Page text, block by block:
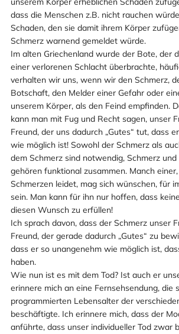
dass die Menschen z.B. nicht rauchen
Schaden, den sie damit ihrem Körper
Schmerz warnend gemeldet würde.
Im alten Griechenland wurde der Bote, der
einer verlorenen Schlacht überbrachte,
verhalten wir uns, wenn wir den Schmerz,
Botschaft, den Melder einer Gefahr oder
unserem Körper, als den Feind empfinden.
kann man mit Fug und Recht sagen, unser
Freund, der uns dadurch „Gutes“ tut, dass
wie möglich ist! Sowohl der Schmerz als
dem Schmerz sind notwendig, Schmerz
gehören funktional zusammen. Manch
Schmerzen leidet, mag sich wünschen, für
sein. Man kann für ihn nur hoffen, dass
diesen Wunsch zu erfüllen!
Ich sprach davon, dass der Schmerz unser
Freund, der gerade dadurch „Gutes“ zu
dass er so unangenehm wie möglich ist,
haben.
Wie nun ist es mit dem Tod? Ist auch er
erinnere mich an eine Fernsehsendung, die
programmierten Lebensalter der
beschäftigte. Ich erinnere mich, dass der
anführte, dass unser individueller Tod zwar